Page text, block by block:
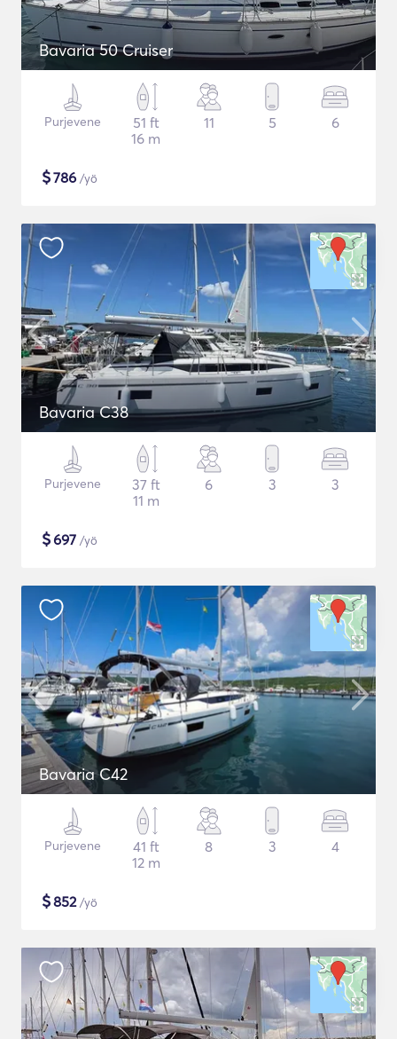
Bavaria 50 Cruiser
Purjevene
51 ft
16 m
11 5 6
$786 /yö
Bavaria C38
Purjevene
37 ft
11 m
6 3 3
$697 /yö
Bavaria C42
Purjevene
41 ft
12 m
8 3 4
$852/yö